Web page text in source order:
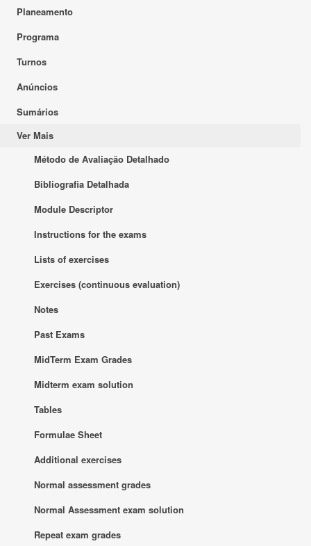
Planeamento
Programa
Turnos
Anúncios
Sumários
Ver Mais
Método de Avaliação Detalhado
Bibliografia Detalhada
Module Descriptor
Instructions for the exams
Lists of exercises
Exercises (continuous evaluation)
Notes
Past Exams
MidTerm Exam Grades
Midterm exam solution
Tables
Formulae Sheet
Additional exercises
Normal assessment grades
Normal Assessment exam solution
Repeat exam grades